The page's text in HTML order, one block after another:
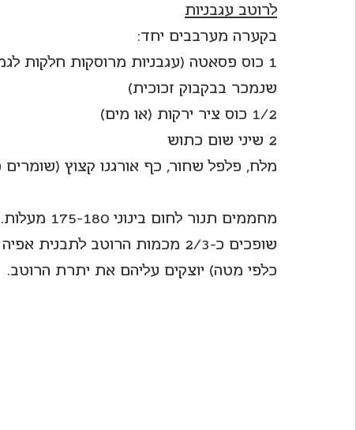
לרוטב עגבניות
בקערה מערבבים יחד:
שנמכר בבקבוק זכוכית)
1/2 כוס ציר ירקות (או מים)
2 שיני שום כתוש
מלח, פלפל שחור, כף אורגנו קצוץ
מחממים תנור לחום בינוני 175-180 מעלות.
שופכים כ-2/3 מכמות הרוטב
כלפי מטה) יוצקים עליהם את יתרת הרוטב.